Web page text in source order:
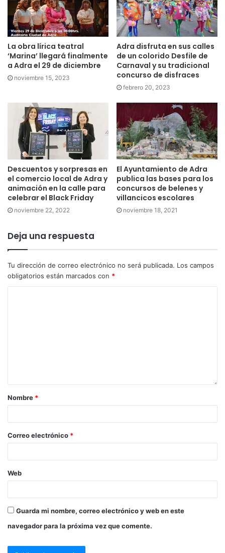
La obra lírica teatral
‘Marina’ llegará finalmente
a Adra el 29 de diciembre
noviembre 15, 2023
Adra disfruta en sus calles
de un colorido Desfile de
Carnaval y su tradicional
concurso de disfraces
febrero 20, 2023
Descuentos y sorpresas en
el comercio local de Adra y
animación en la calle para
celebrar el Black Friday
noviembre 22, 2022
El Ayuntamiento de Adra
publica las bases para los
concursos de belenes y
villancicos escolares
noviembre 18, 2021
Deja una respuesta
Tu dirección de correo electrónico no será publicada. Los campos
obligatorios están marcados con *
Nombre *
Correo electrónico *
Web
Guarda mi nombre, correo electrónico y web en este
navegador para la próxima vez que comente.